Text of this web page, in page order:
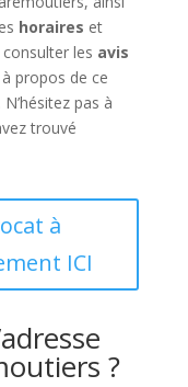
horaires et
les avis
propos de ce
pas à
trouvé
à
ICI
?